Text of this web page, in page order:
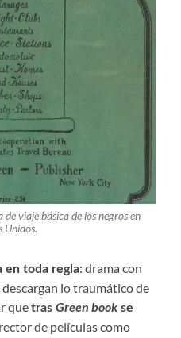
de viaje básica de los negrosen
Unidos.
en toda regla: drama con
lo traumático de
quetrasGreen book se
de películas como